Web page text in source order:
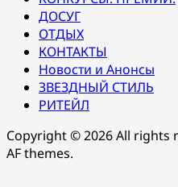
ДОСУГ
ОТДЫХ
КОНТАКТЫ
Новости и Анонсы
ЗВЕЗДНЫЙ СТИЛЬ
РИТЕЙЛ
Copyright © 2026 All rights
AF themes.